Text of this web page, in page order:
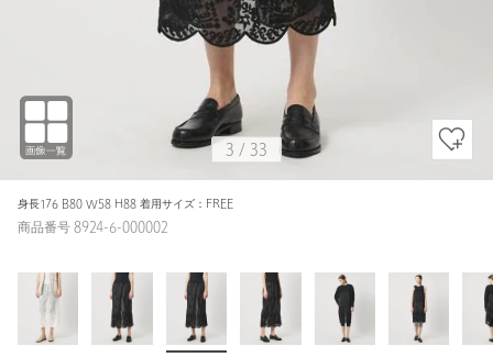
身長176 B80 W58 H88 着用サイズ：FREE
3 / 33
商品番号 8924-6-000002
WHITE